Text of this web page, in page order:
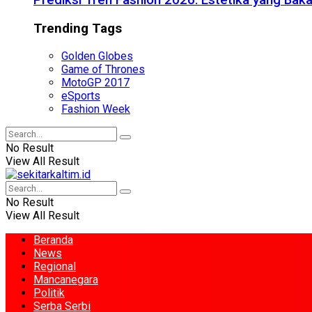
Trending Tags
Golden Globes
Game of Thrones
MotoGP 2017
eSports
Fashion Week
No Result
View All Result
No Result
View All Result
Beranda
News
Regional
Mancanegara
Politik
Serba Serbi